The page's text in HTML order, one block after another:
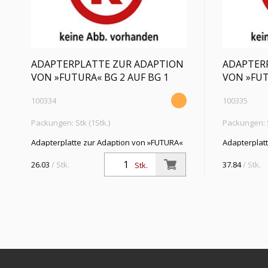
ADAPTERPLATTE ZUR ADAPTION
VON »FUTURA« BG 2 AUF BG 1
100334
Packungen: Stk (1Stk.)
Adapterplatte zur Adaption von »FUTURA«
Wartungsgeräten (Differenzdruck-
Durchflussmesser) der BG 2 auf BG 1, inkl.
Stk.
26.03 / Stk.
VON
100335
Packungen:
37.84/ Stk.